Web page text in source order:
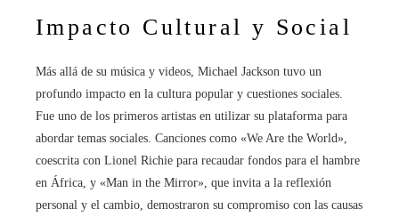
Impacto Cultural y Social
Más allá de su música y videos, Michael Jackson tuvo un
profundo impacto en la cultura popular y cuestiones sociales.
Fue uno de los primeros artistas en utilizar su plataforma para
abordar temas sociales. Canciones como «We Are the World»,
coescrita con Lionel Richie para recaudar fondos para el hambre
en África, y «Man in the Mirror», que invita a la reflexión
personal y el cambio, demostraron su compromiso con las causas